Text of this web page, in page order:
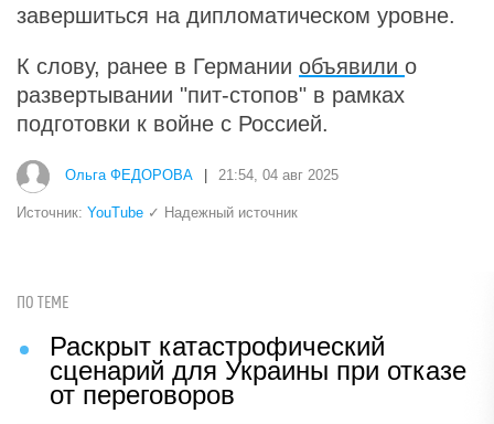
завершиться на дипломатическом уровне.
К слову, ранее в Германии объявили о
развертывании "пит-стопов" в рамках
подготовки к войне с Россией.
Ольга ФЕДОРОВА 21:54, 04 авг 2025
Источник: YouTube ✓ Надежный источник
ПО ТЕМЕ
Раскрыт катастрофический
сценарий для Украины при отказе
от переговоров